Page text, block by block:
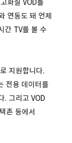
화질 VOD를
연동도 돼 언제
간 TV를 볼 수
지원합니다.
전용 데이터를
. 그리고 VOD
존 등에서